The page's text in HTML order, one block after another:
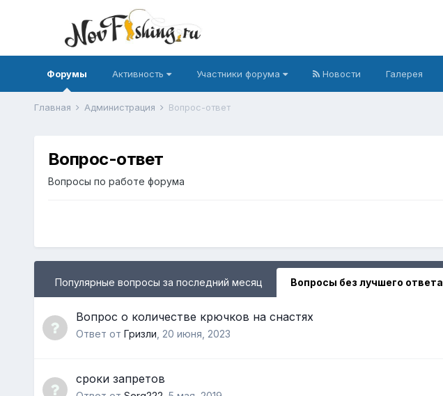
Форумы Активность Участники форума Новости Галерея
Главная Администрация Вопрос-ответ
Вопрос-ответ
Вопросы по работе форума
Популярные вопросы за последний месяц Вопросы без лучшего ответа
Вопрос о количестве крючков на снастях
Ответ от Гризли 20 июня, 2023
сроки запретов